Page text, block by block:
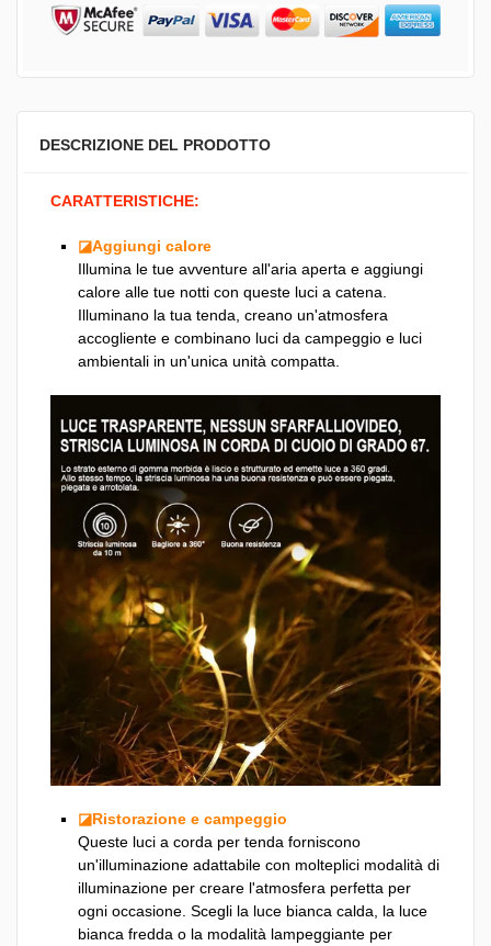
DESCRIZIONE DEL PRODOTTO
CARATTERISTICHE:
◪Aggiungi calore
Illumina le tue avventure all'aria aperta e aggiungi
calore alle tue notti con queste luci a catena.
Illuminano la tua tenda, creano un'atmosfera
accogliente e combinano luci da campeggio e luci
ambientali in un'unica unità compatta.
◪Ristorazione e campeggio
Queste luci a corda per tenda forniscono
un'illuminazione adattabile con molteplici modalità di
illuminazione per creare l'atmosfera perfetta per
ogni occasione. Scegli la luce bianca calda, la luce
bianca fredda o la modalità lampeggiante per